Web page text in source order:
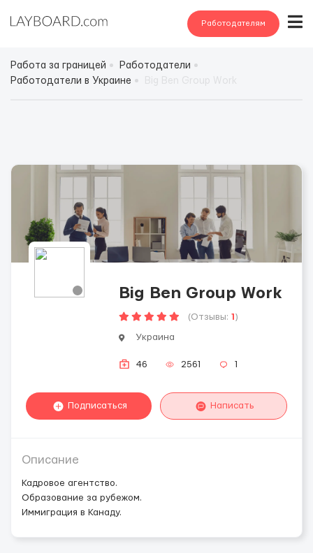
Работодателям
Работа за границей
Работодатели
Работодатели в Украине
Big Ben Group Work
(Отзывы: 1 )
Украина
46 2561 1
Подписаться Написать
Описание
Кадровое агентство.
Образование за рубежом.
Иммиграция в Канаду.